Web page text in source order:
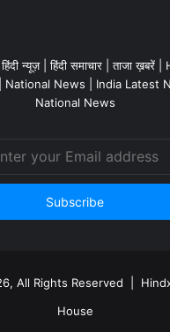
न्यूज़ | हिंदी समाचार | ताजा ख़बरें |
| National News | India Latest
National News
All Rights Reserved |
House